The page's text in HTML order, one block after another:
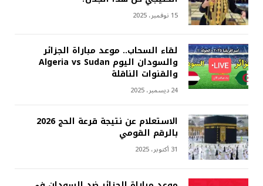
15 نوفمبر، 2025
لقاء السحاب.. موعد مباراة الجزائر
والسودان اليوم Algeria vs Sudan
والقنوات الناقلة
24 ديسمبر، 2025
الاستعلام عن نتيجة قرعة الحج 2026
بالرقم القومي
31 أكتوبر، 2025